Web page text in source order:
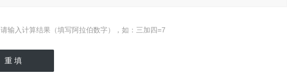
请输入计算结果（填写阿拉伯数字），如：三加四=7